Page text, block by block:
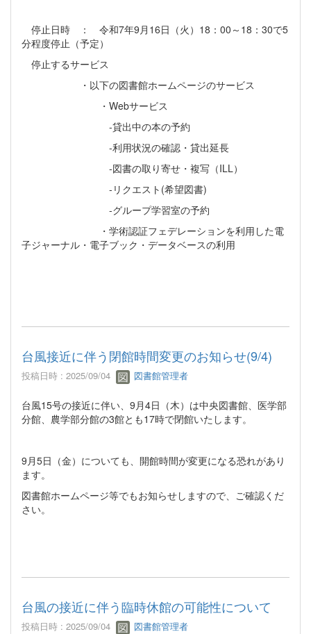
停止日時 ： 令和7年9月16日（火）18：00～18：30で5
分程度停止（予定）
停止するサービス
・以下の図書館ホームページのサービス
・Webサービス
‐貸出中の本の予約
‐利用状況の確認・貸出延長
‐図書の取り寄せ・複写（ILL）
‐リクエスト(希望図書)
‐グループ学習室の予約
・学術認証フェデレーションを利用した電
子ジャーナル・電子ブック・データベースの利用
台風接近に伴う閉館時間変更のお知らせ(9/4)
投稿日時 : 2025/09/04 図書館管理者
台風15号の接近に伴い、9月4日（木）は中央図書館、医学部
分館、農学部分館の3館とも17時で閉館いたします。
9月5日（金）についても、開館時間が変更になる恐れがあり
ます。
図書館ホームページ等でもお知らせしますので、ご確認くだ
さい。
台風の接近に伴う臨時休館の可能性について
投稿日時 : 2025/09/04 図書館管理者